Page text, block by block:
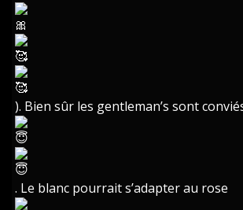
). Bien sûr les gentleman’s sont
. Le blanc pourrait s’adapter au rose